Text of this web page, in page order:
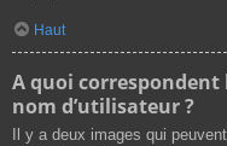
Haut
A quoi correspondent
nom d’utilisateur ?
Il y a deux images qui